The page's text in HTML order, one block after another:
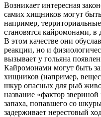
Возникает интересная
самих хищников могут
например,
становятся кайромонами, в
В этом качестве они
реакции, но и
вызывает у гольяна
Кайромонами могут быть
хищников (например,
шкур опасных для рыб
название «фактор
запаха, попавшего со
задерживает нерестовый